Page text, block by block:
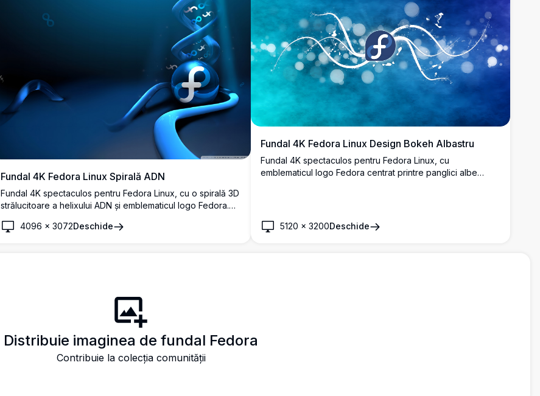
Fundal 4K Fedora Linux Spirală ADN
Fundal 4K spectaculos pentru Fedora Linux, cu o spirală 3D
strălucitoare a helixului ADN și emblematicul logo Fedora.
un fundal de desktop futurist, de înaltă rezoluție, perfect
4096 ×3072Deschide
Fundal 4K Fedora Linux Design Bokeh Albastru
Fundal 4K spectaculos pentru Fedora Linux, cu
emblematicul logo Fedora centrat printre panglici albe
5120 × 3200Deschide
Distribuie imaginea de fundal Fedora
Contribuie la colecția comunității